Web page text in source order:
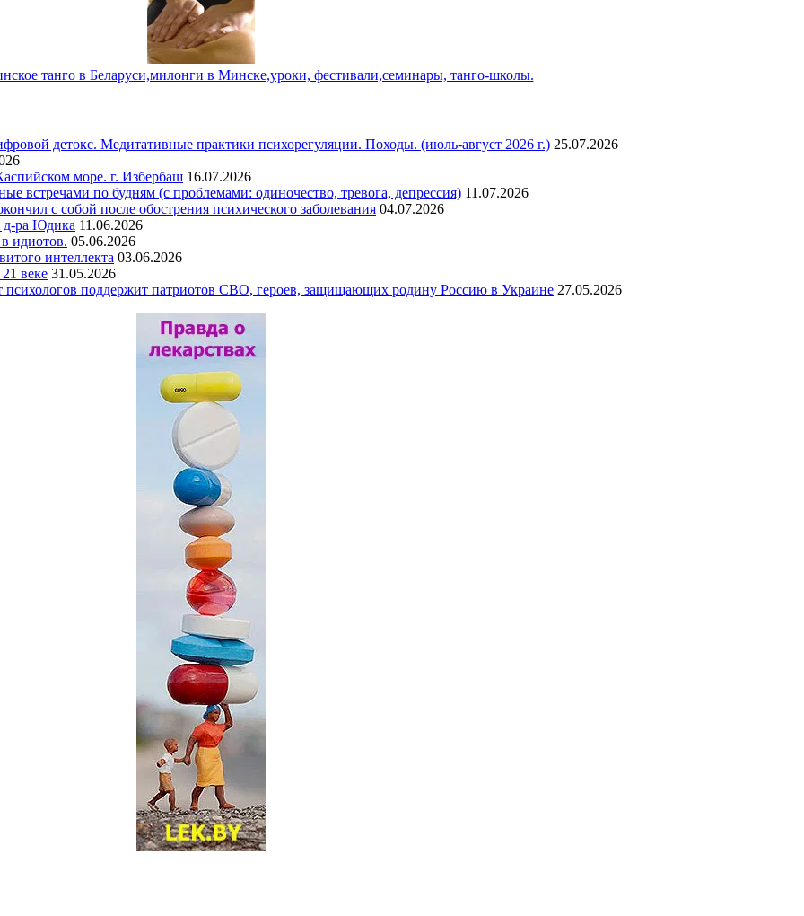
детокс. Медитативные практики психорегуляции. Походы. (июль-август 2026 г.) 25.07.2026
море. г. Избербаш 16.07.2026
встречами по будням (с проблемами: одиночество, тревога, депрессия) 11.07.2026
с собой после обострения психического заболевания 04.07.2026
д-ра Юдика 11.06.2026
идиотов. 05.06.2026
интеллекта 03.06.2026
веке 31.05.2026
поддержит патриотов СВО, героев, защищающих родину Россию в Украине 27.05.2026